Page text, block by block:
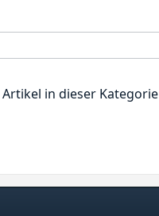
Artikel in dieser Kategorie